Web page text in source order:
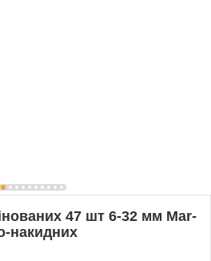
47 шт 6-32 мм Mar-
накидних